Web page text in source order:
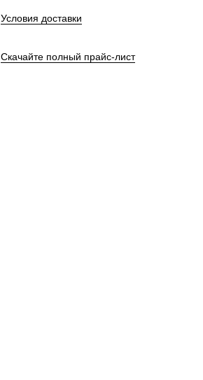
Условия доставки
Скачайте полный прайс-лист